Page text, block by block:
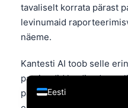
tavaliselt korrata pärast
levinumaid
näeme.
Kantesti AI toob selle
patsiendid laadivad
paneeli ja imestavad,
Eesti
English
العربية
Français